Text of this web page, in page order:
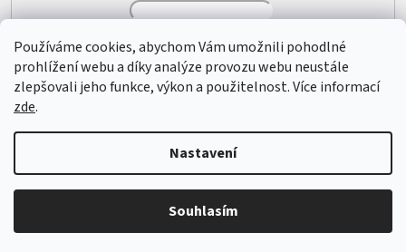
Používáme cookies, abychom Vám umožnili pohodlné
prohlížení webu a díky analýze provozu webu neustále
zlepšovali jeho funkce, výkon a použitelnost. Více informací
zde.
Nastavení
Souhlasím
PŘIHLÁSIT SE
Vytvořil Shoptet
Bytový textil VEBA . Všechna práva vyhrazena.
nastavení cookies